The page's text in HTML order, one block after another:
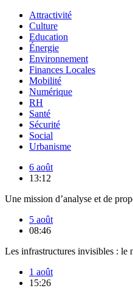
Attractivité
Culture
Education
Énergie
Environnement
Finances Locales
Mobilité
Numérique
RH
Santé
Sécurité
Social
Urbanisme
6 août
13:12
Une mission d’analyse et de
5 août
08:46
Les infrastructures invisibles : le
1 août
15:26